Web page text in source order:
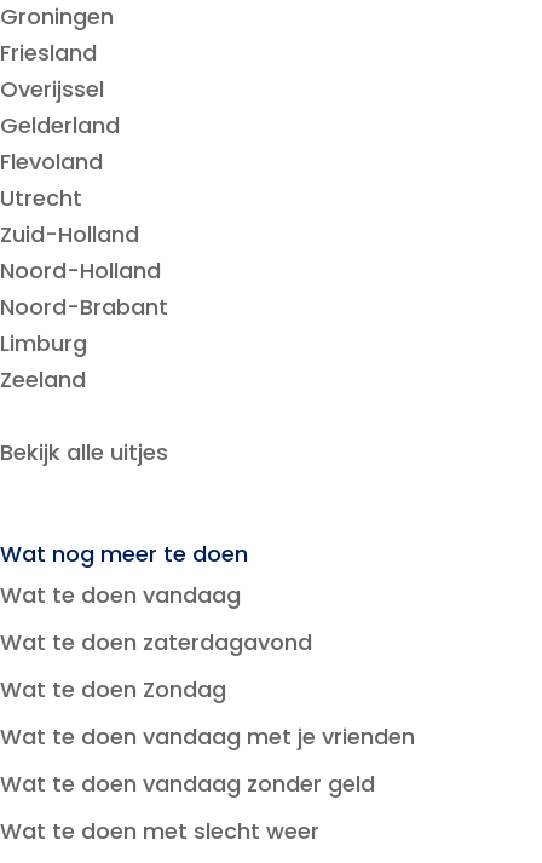
Groningen
Friesland
Overijssel
Gelderland
Flevoland
Utrecht
Zuid-Holland
Noord-Holland
Noord-Brabant
Limburg
Zeeland
Bekijk alle uitjes
Wat nog meer te doen
Wat te doen vandaag
Wat te doen zaterdagavond
Wat te doen Zondag
Wat te doen vandaag met je vrienden
Wat te doen vandaag zonder geld
Wat te doen met slecht weer